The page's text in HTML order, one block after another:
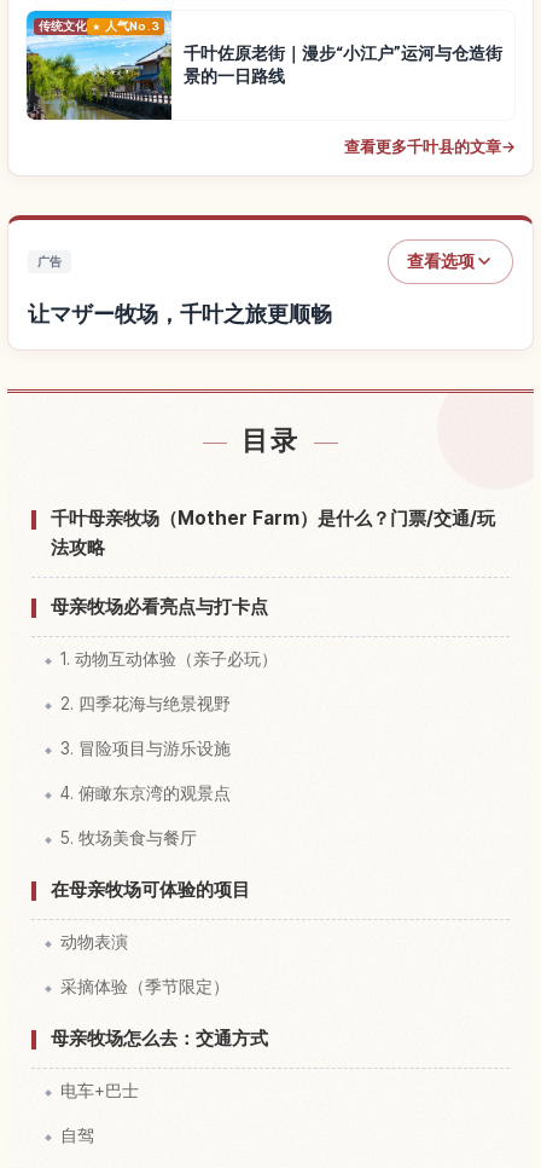
传统文化 人气No.3
千叶佐原老街｜漫步“小江户”运河与仓造街
景的一日路线
查看更多千叶县的文章→
广告 查看选项
让マザー牧场，千叶之旅更顺畅
目录
千叶母亲牧场（Mother Farm）是什么？门票/交通/玩
法攻略
母亲牧场必看亮点与打卡点
1. 动物互动体验（亲子必玩）
2. 四季花海与绝景视野
3. 冒险项目与游乐设施
4. 俯瞰东京湾的观景点
5. 牧场美食与餐厅
在母亲牧场可体验的项目
动物表演
采摘体验（季节限定）
母亲牧场怎么去：交通方式
电车+巴士
自驾